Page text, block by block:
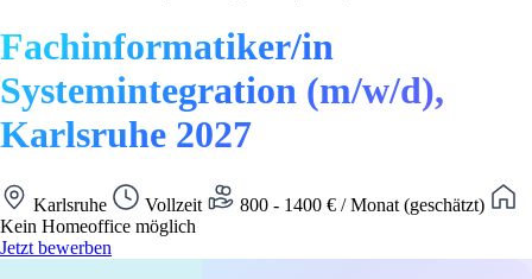
Fachinformatiker/in
Systemintegration (m/w/d),
Karlsruhe 2027
Karlsruhe Vollzeit
800 - 1400 € / Monat (geschätzt)
Kein Homeoffice möglich
Jetzt bewerben